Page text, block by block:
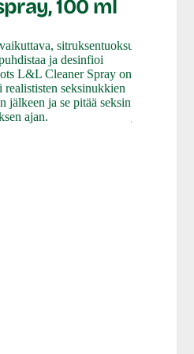
100 ml
sitruksentuoksuinen
ja desinfioi
L&L Cleaner Spray on
seksinukkien
jälkeen ja se pitää seksinuken
ajan.